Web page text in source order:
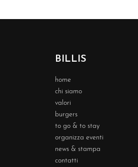
BILLIS
home
chi siamo
valori
burgers
to go & to stay
organizza eventi
news & stampa
contatti